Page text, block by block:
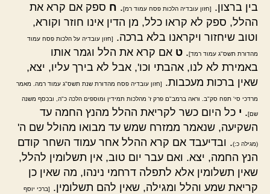
בין ברצון.
[חזון עובדיה הלכות פסח עמוד רמ]. ח ספק אם קרא את
ההלל, ספק לא קראו כלל, מן הדין אינו חוזר וקורא,
וטוב שיחזור ויקראנו בלא ברכה.
[חזון עובדיה על הלכות פסח עמוד
מהדורת תשס"ג עמוד רמד]. ט אם קרא את הלל וגמר אותו
באמירת לא לנו, אהבתי וכו', אבל לא בירך עליו, יצא,
שאין ברכות מעכבות.
[חזון עובדיה פסח מהדורת שנת תשס"ג עמוד רמה. מאמר
מרדכי סי' תפח סק"ב. וראה ברמב"ם פרק ז' מהלכות תמידין ומוספים הלכה כ"ה, ובכסף משנה
שם]. י כל היום כשר לקריאת ההלל מהנץ החמה עד
השקיעה, שנאמר ממזרח שמש עד מבואו מהולל שם ה'
(מגילה כ:). ובדיעבד אם קרא ההלל אחר עמוד השחר קודם
הנץ החמה, יצא. ואם עבר יום טוב, אין תשלומין להלל,
שאין תשלומין אלא לתפלה דרחמי נינהו, מה שאין כן
קריאת שמע והלל ומגילה, שאין להם תשלומין.
[ברכי יוסף